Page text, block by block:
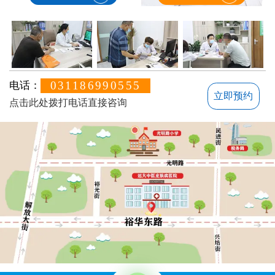
电话： 031186990555
点击此处拨打电话直接咨询
立即预约
方便说下您的白癜风症状？